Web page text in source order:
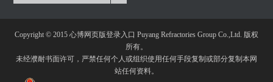
Copyright © 2015 心博网页版登录入口 Puyang Refractories Group Co.,Ltd. 版权
所有。
未经濮耐书面许可，严禁任何个人或组织使用任何手段复制或部分复制本网
站任何资料。